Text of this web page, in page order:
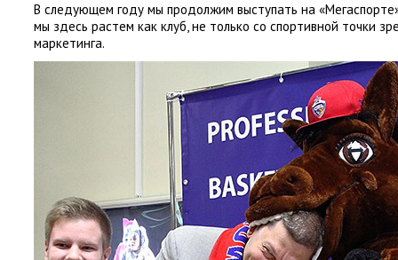
В следующем году мы продолжим выступать на
мы здесь растем как клуб, не только со спортивной точки
маркетинга.